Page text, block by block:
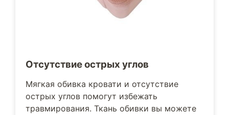
Отсутствие острых углов
Мягкая обивка кровати и отсутствие
острых углов помогут избежать
травмирования. Ткань обивки вы можете